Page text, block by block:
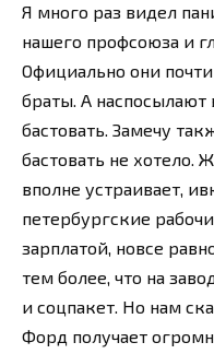
Я много раз видел
нашего профсоюза и
Официально они
браты. А наспосылают
бастовать. Замечу
бастовать не хотело.
вполне устраивает,
петербургские
зарплатой, новсе
тем более, что на
и соцпакет. Но нам
Форд получает